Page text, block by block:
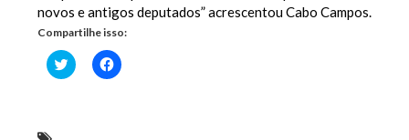
novos e antigos deputados” acrescentou Cabo Campos.
Compartilhe isso:
Clique
para
Clique
para